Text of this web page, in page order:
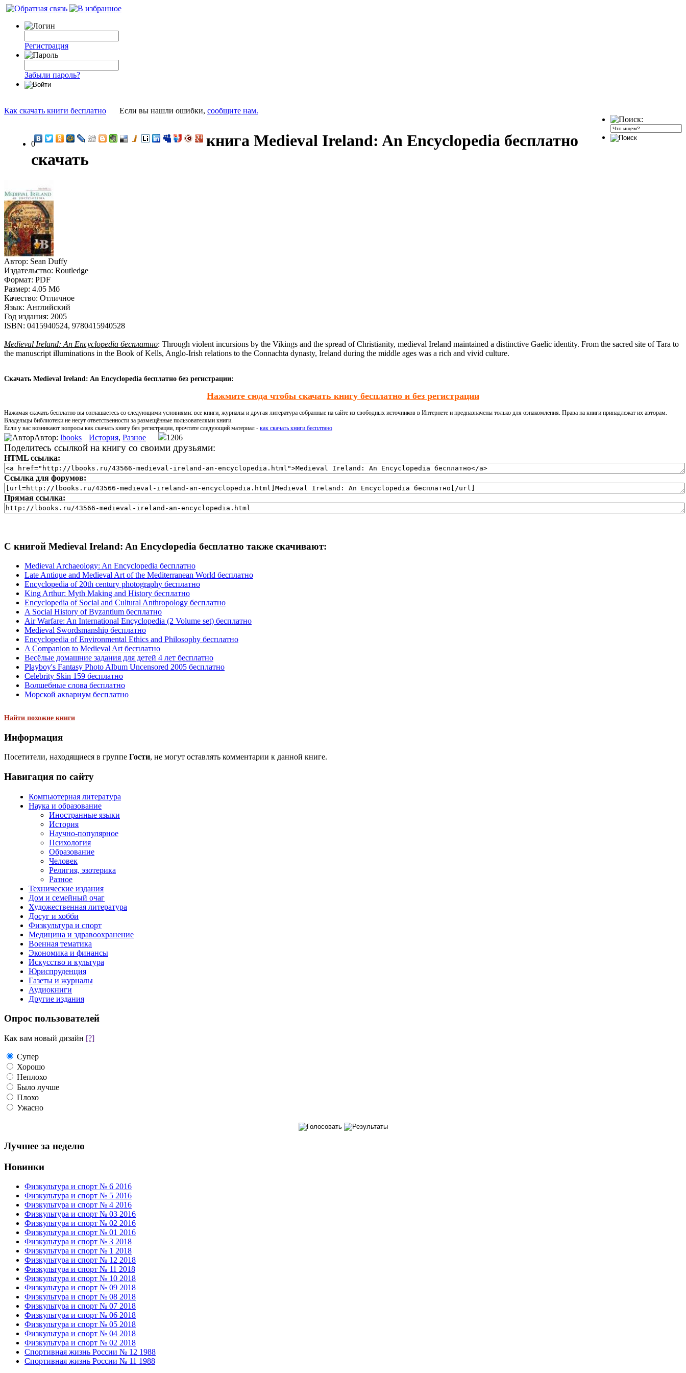
Регистрация
Забыли пароль?
Как скачать книги бесплатно Если вы нашли ошибки, сообщите нам.
0
книга Medieval Ireland: An Encyclopedia бесплатно
скачать
Автор: Sean Duffy
Издательство: Routledge
Формат: PDF
Размер: 4.05 Мб
Качество: Отличное
Язык: Английский
Год издания: 2005
ISBN: 0415940524, 9780415940528
Medieval Ireland: An Encyclopedia бесплатно: Through violent incursions by the Vikings and the spread of Christianity, medieval Ireland maintained a distinctive Gaelic identity. From the sacred site of Tara to
the manuscript illuminations in the Book of Kells, Anglo-Irish relations to the Connachta dynasty, Ireland during the middle ages was a rich and vivid culture.
Скачать Medieval Ireland: An Encyclopedia бесплатно без регистрации:
Нажмите сюда чтобы скачать книгу бесплатно и без регистрации
Нажимая скачать бесплатно вы соглашаетесь со следующими условиями: все книги, журналы и другая литература собранные на сайте из свободных источников в Интернете и предназначены только для ознакомления. Права на книги принадлежат их авторам.
Владельцы библиотеки не несут ответственности за размещённые пользователями книги.
Если у вас возникают вопросы как скачать книгу без регистрации, прочтите следующий материал - как скачать книги бесплтано
Автор: lbooks История, Разное 1206
Поделитесь ссылкой на книгу со своими друзьями:
HTML ссылка:
Ссылка для форумов:
Прямая ссылка:
С книгой Medieval Ireland: An Encyclopedia бесплатно также скачивают:
Medieval Archaeology: An Encyclopedia бесплатно
Late Antique and Medieval Art of the Mediterranean World бесплатно
Encyclopedia of 20th century photography бесплатно
King Arthur: Myth Making and History бесплатно
Encyclopedia of Social and Cultural Anthropology бесплатно
A Social History of Byzantium бесплатно
Air Warfare: An International Encyclopedia (2 Volume set) бесплатно
Medieval Swordsmanship бесплатно
Encyclopedia of Environmental Ethics and Philosophy бесплатно
A Companion to Medieval Art бесплатно
Весёлые домашние задания для детей 4 лет бесплатно
Playboy's Fantasy Photo Album Uncensored 2005 бесплатно
Celebrity Skin 159 бесплатно
Волшебные слова бесплатно
Морской аквариум бесплатно
Найти похожие книги
Информация
Посетители, находящиеся в группе Гости, не могут оставлять комментарии к данной книге.
Навигация по сайту
Компьютерная литература
Наука и образование
Иностранные языки
История
Научно-популярное
Психология
Образование
Человек
Религия, эзотерика
Разное
Технические издания
Дом и семейный очаг
Художественная литература
Досуг и хобби
Физкультура и спорт
Медицина и здравоохранение
Военная тематика
Экономика и финансы
Искусство и культура
Юриспруденция
Газеты и журналы
Аудиокниги
Другие издания
Опрос пользователей
Как вам новый дизайн [?]
Супер
Хорошо
Неплохо
Было лучше
Плохо
Ужасно
Лучшее за неделю
Новинки
Физкультура и спорт № 6 2016
Физкультура и спорт № 5 2016
Физкультура и спорт № 4 2016
Физкультура и спорт № 03 2016
Физкультура и спорт № 02 2016
Физкультура и спорт № 01 2016
Физкультура и спорт № 3 2018
Физкультура и спорт № 1 2018
Физкультура и спорт № 12 2018
Физкультура и спорт № 11 2018
Физкультура и спорт № 10 2018
Физкультура и спорт № 09 2018
Физкультура и спорт № 08 2018
Физкультура и спорт № 07 2018
Физкультура и спорт № 06 2018
Физкультура и спорт № 05 2018
Физкультура и спорт № 04 2018
Физкультура и спорт № 02 2018
Спортивная жизнь России № 12 1988
Спортивная жизнь России № 11 1988